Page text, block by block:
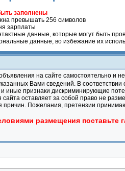
заполнены
превышать 256 символов
зарплаты
данные, которые могут быть
данные, во избежание их
на сайте самостоятельно и
Вами сведений. В
иные признаки дискриминирующие
оставляет за собой право не
причин. Пожелания, претензии
размещения поставьте